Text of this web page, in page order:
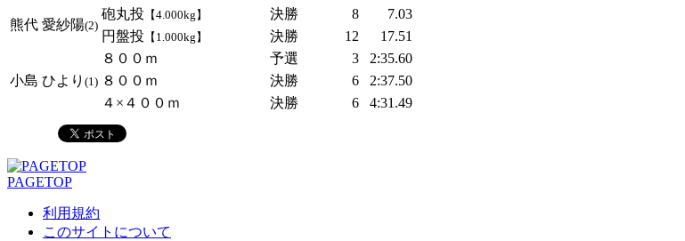
熊代 愛紗陽(2)
砲丸投 【4.000kg】 決勝 8
7.03
円盤投 【1.000kg】 決勝 12 17.51
小島 ひより (1)
８００ｍ 予選 3
2:35.60
８００ｍ
決勝 6
2:37.50
４×４００ｍ
決勝 6 4:31.49
PAGETOP
利用規約
このサイトについて